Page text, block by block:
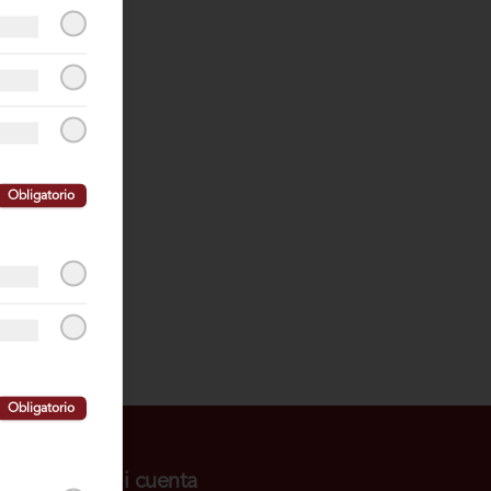
Mi cuenta
Obligatorio
Obligatorio